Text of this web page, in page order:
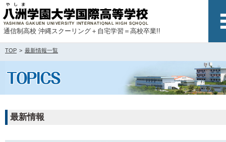
通信制高校 沖縄スクーリング＋自宅学習＝高校卒業!!
TOP 最新情報一覧
最新情報